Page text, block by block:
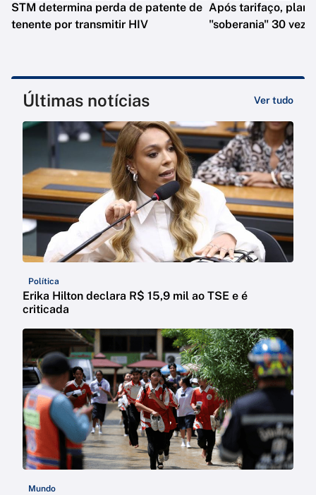
STM determina perda de patente de
tenente por transmitir HIV
Após tarifaço,
"soberania" 30
Últimas notícias Ver tudo
Política
Erika Hilton declara R$ 15,9 mil ao TSE e é
criticada
Mundo